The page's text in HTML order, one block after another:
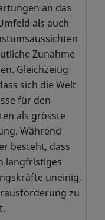
von
ist
und
auf den
nur
mit
an das
als auch
Zunahme
Gleichzeitig
sich die Welt
für den
als grösste
Während
besteht, dass
langfristiges
uneinig,
zu